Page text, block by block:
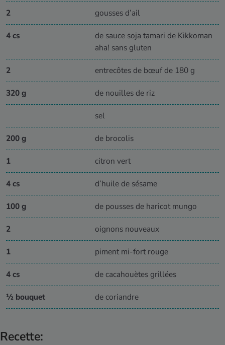
2 gousses d’ail
4 cs
de sauce soja tamari de Kikkoman
aha! sans gluten
2 entrecôtes de bœuf de 180 g
320 g de nouilles de riz
sel
200 g de brocolis
1 citron vert
4 cs d’huile de sésame
100 g de pousses de haricot mungo
2 oignons nouveaux
1 piment mi-fort rouge
4 cs de cacahouètes grillées
½ bouquet de coriandre
Recette: